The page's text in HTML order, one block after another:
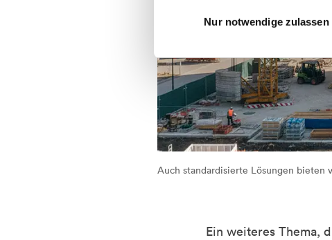
Nur notwendige zulassen
Auch standardisierte Lösungen
Ein weiteres Thema,